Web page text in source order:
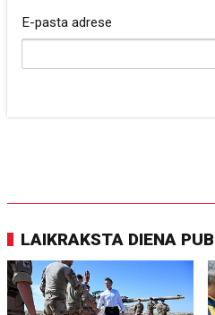
E-pasta adrese
LAIKRAKSTA DIENA